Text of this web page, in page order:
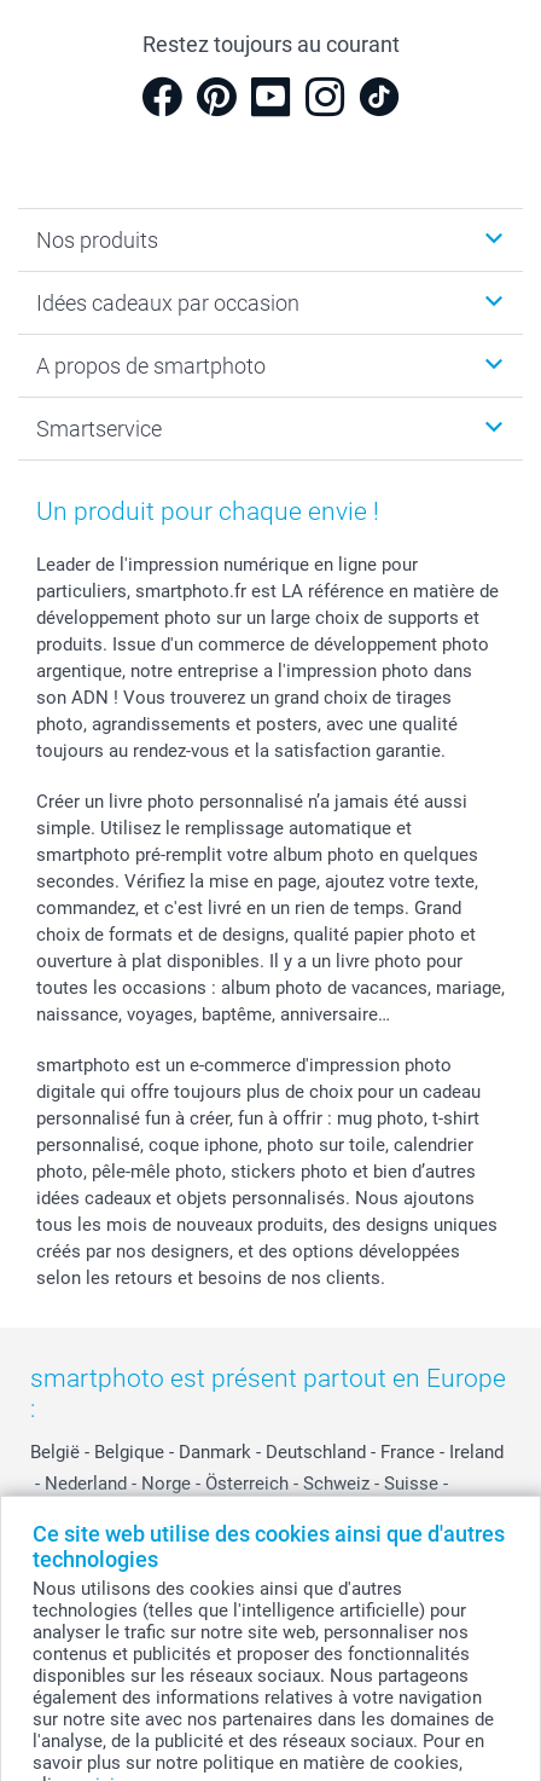
Ce site web utilise des cookies ainsi que d'autres
technologies
Nous utilisons des cookies ainsi que d'autres
technologies (telles que l'intelligence artificielle) pour
analyser le trafic sur notre site web, personnaliser nos
contenus et publicités et proposer des fonctionnalités
disponibles sur les réseaux sociaux. Nous partageons
également des informations relatives à votre navigation
sur notre site avec nos partenaires dans les domaines de
l'analyse, de la publicité et des réseaux sociaux. Pour en
savoir plus sur notre politique en matière de cookies,
Restez toujours au courant
Nos produits
Calendrier photo & Agenda photo
Tirage photo & agrandissement
Faire-part & Cartes
Coques smartphone
Cadres photo & accessoires déco
Dénicheur d'idées cadeau
Idées cadeaux par occasion
Anniversaire
Naissance & baptême
Fête des Mères
Communion
Baptême
Toussaint
Rentrée des classes
Saint-Valentin
Vacances
A propos de smartphoto
Plan du site
Droit de rétraction
Vie privée
Gestion des cookies
Tarifs
Partenariats & Influence
Investisseurs
Smartservice
Aide
smartfriends
Livraison
Modes de paiement
Grandes quantités
Statut de ma commande
Un produit pour chaque envie !
Leader de l'impression numérique en ligne pour
particuliers, smartphoto.fr est LA référence en matière de
développement photo sur un large choix de supports et
produits. Issue d'un commerce de développement photo
argentique, notre entreprise a l'impression photo dans
son ADN ! Vous trouverez un grand choix de tirages
photo, agrandissements et posters, avec une qualité
toujours au rendez-vous et la satisfaction garantie.
Créer un livre photo personnalisé n’a jamais été aussi
simple. Utilisez le remplissage automatique et
smartphoto pré-remplit votre album photo en quelques
secondes. Vérifiez la mise en page, ajoutez votre texte,
commandez, et c'est livré en un rien de temps. Grand
choix de formats et de designs, qualité papier photo et
ouverture à plat disponibles. Il y a un livre photo pour
toutes les occasions : album photo de vacances, mariage,
naissance, voyages, baptême, anniversaire…
smartphoto est un e-commerce d'impression photo
digitale qui offre toujours plus de choix pour un cadeau
personnalisé fun à créer, fun à offrir : mug photo, t-shirt
personnalisé, coque iphone, photo sur toile, calendrier
photo, pêle-mêle photo, stickers photo et bien d’autres
idées cadeaux et objets personnalisés. Nous ajoutons
tous les mois de nouveaux produits, des designs uniques
créés par nos designers, et des options développées
selon les retours et besoins de nos clients.
smartphoto est présent partout en Europe
:
België - Belgique - Danmark - Deutschland - France - Ireland
- Nederland - Norge - Österreich - Schweiz - Suisse -
Other Countries
© smartphoto group. Tous droits réservés
smartphoto group SA.
Siège social : Kwatrechtsteenweg 160, 9230 Wetteren, Belgique
Numéro de TVA BE 0405.706.755
Tous les prix sont en EURO (€), TVA incluse et hors frais de port.